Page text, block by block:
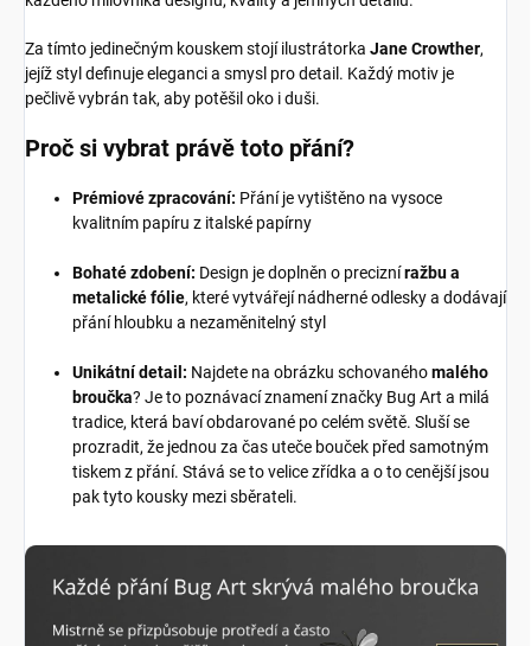
Za tímto jedinečným kouskem stojí ilustrátorka Jane Crowther,
jejíž styl definuje eleganci a smysl pro detail. Každý motiv je
pečlivě vybrán tak, aby potěšil oko i duši.
Proč si vybrat právě toto přání?
Prémiové zpracování: Přání je vytištěno na vysoce
kvalitním papíru z italské papírny
Bohaté zdobení: Design je doplněn o precizníražbu a
metalické fólie, které vytvářejí nádherné odlesky a dodávají
přání hloubku a nezaměnitelný styl
Unikátní detail: Najdete na obrázku schovanéhomalého
broučka? Je to poznávací znamení značky Bug Art a milá
tradice, která baví obdarované po celém světě. Sluší se
prozradit, že jednou za čas uteče bouček před samotným
tiskem z přání. Stává se to velice zřídka a o to cenější jsou
pak tyto kousky mezi sběrateli.